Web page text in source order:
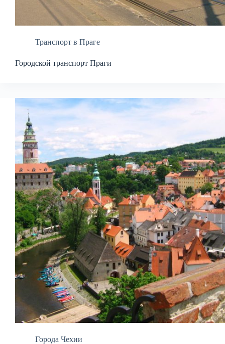
Транспорт в Праге
Городской транспорт Праги
Города Чехии